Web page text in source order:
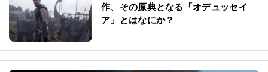
作、その原典となる「オデュッセイ
ア」とはなにか？